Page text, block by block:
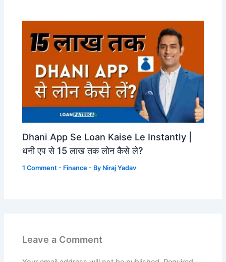
Dhani App Se Loan Kaise Le Instantly |
धनी एप से 15 लाख तक लोन कैसे ले?
1 Comment - Finance - By Niraj Yadav
Leave a Comment